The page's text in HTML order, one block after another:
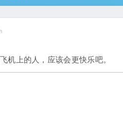
机上的人，应该会更快乐吧。